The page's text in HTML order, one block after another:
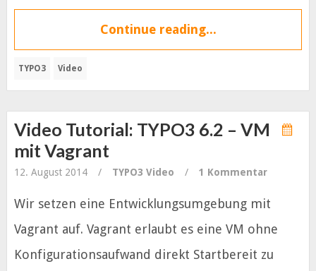
Continue reading...
TYPO3 Video
Video Tutorial: TYPO3 6.2 – VM
mit Vagrant
12. August 2014 / TYPO3 Video / 1 Kommentar
Wir setzen eine Entwicklungsumgebung mit
Vagrant auf. Vagrant erlaubt es eine VM ohne
Konfigurationsaufwand direkt Startbereit zu